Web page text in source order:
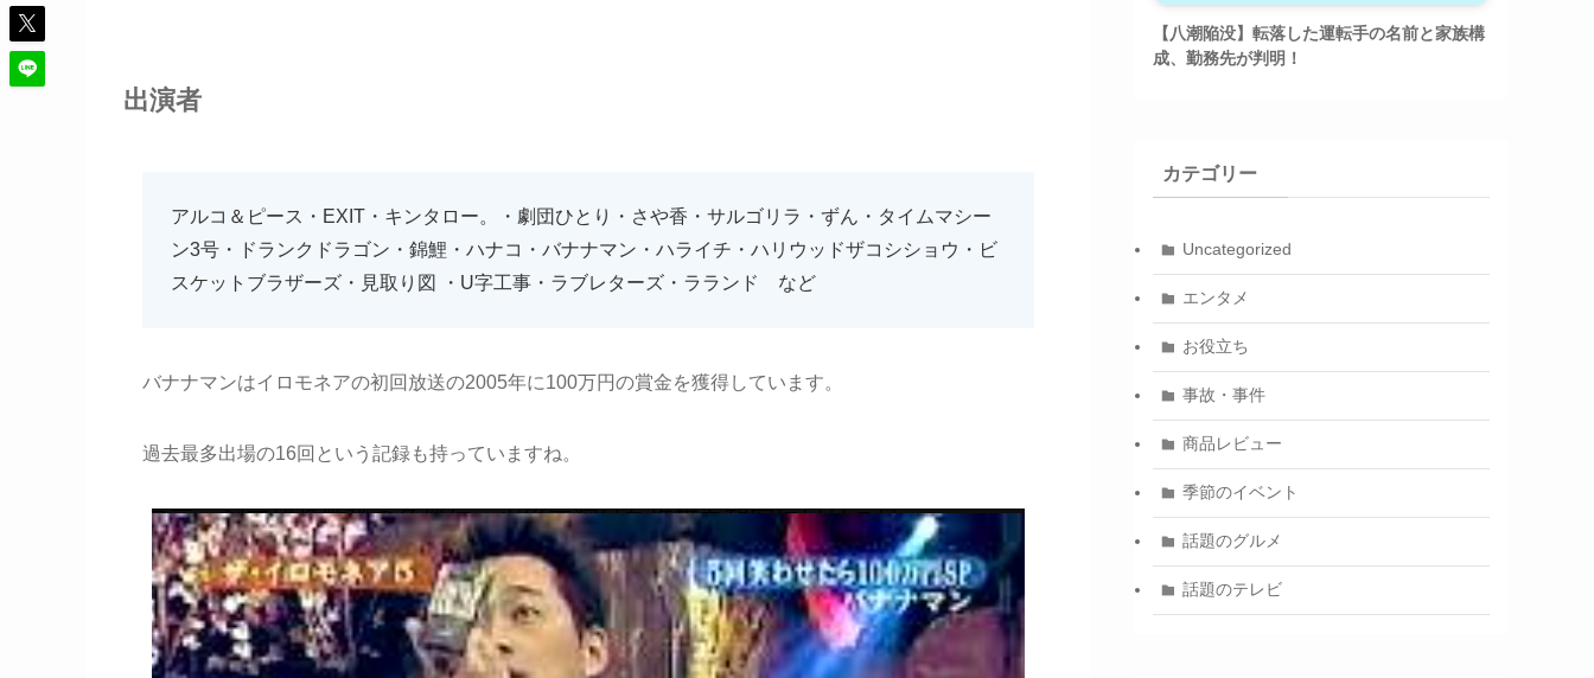
出演者
アルコ＆ピース・EXIT・キンタロー。・劇団ひとり・さや香・サルゴリラ・ずん・タイムマシー
ン3号・ドランクドラゴン・錦鯉・ハナコ・バナナマン・ハライチ・ハリウッドザコシショウ・ビ
スケットブラザーズ・見取り図 ・U字工事・ラブレターズ・ラランド など
バナナマンはイロモネアの初回放送の2005年に100万円の賞金を獲得しています。
過去最多出場の16回という記録も持っていますね。
【八潮陥没】転落した運転手の名前と家族構
成、勤務先が判明！
カテゴリー
Uncategorized
エンタメ
お役立ち
事故・事件
商品レビュー
季節のイベント
話題のグルメ
話題のテレビ